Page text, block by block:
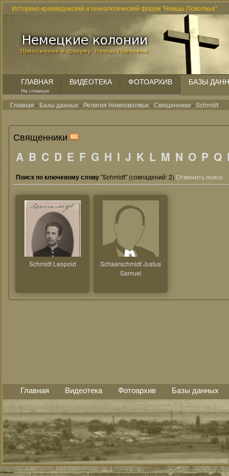
Историко-краеведческий и генеалогический форум "Немцы Поволжья"
ГЛАВНАЯ
На главную
ВИДЕОТЕКА ФОТОАРХИВ БАЗЫ
Главная - Базы данных- Религия Немповолжья -Священники -Schmidt
Священники
A B C D E F G H I J K L M N O P Q
Поиск по ключевому слову"Schmidt" (совпадений: 2) Отменить поиск
Schmidt Leopold
Schaarschmidt Justus
Samuel
Главная Видеотека Фотоархив Базы данных